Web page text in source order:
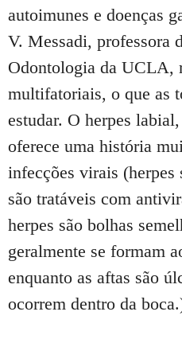
autoimunes e doenças
V. Messadi, professora
Odontologia da UCLA,
multifatoriais, o que as
estudar. O herpes
oferece uma história
infecções virais (herpes
são tratáveis ​​com
herpes são bolhas
geralmente se formam
enquanto as aftas são
ocorrem dentro da